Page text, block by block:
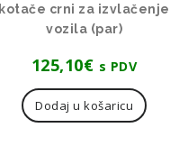
kotače crni za izvlačenje
vozila (par)
125,10€ s PDV
Dodaj u košaricu